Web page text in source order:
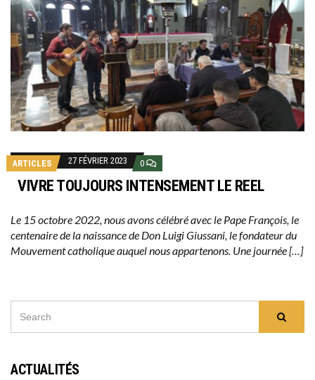
ARTICLES 27 FÉVRIER 2023 0
VIVRE TOUJOURS INTENSEMENT LE REEL
Le 15 octobre 2022, nous avons célébré avec le Pape François, le
centenaire de la naissance de Don Luigi Giussani, le fondateur du
Mouvement catholique auquel nous appartenons. Une journée […]
ACTUALITÉS